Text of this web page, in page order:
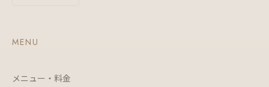
MENU
メニュー・料金